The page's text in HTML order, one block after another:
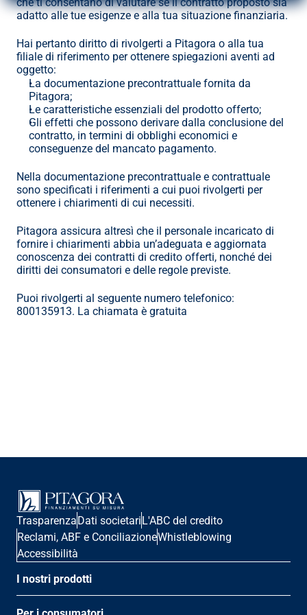
adatto alle tue esigenze e alla tua situazione finanziaria.
Hai pertanto diritto di rivolgerti a Pitagora o alla tua
filiale di riferimento per ottenere spiegazioni aventi ad
oggetto:
La documentazione precontrattuale fornita da
Pitagora;
Le caratteristiche essenziali del prodotto offerto;
Gli effetti che possono derivare dalla conclusione del
contratto, in termini di obblighi economici e
conseguenze del mancato pagamento.
Nella documentazione precontrattuale e contrattuale
sono specificati i riferimenti a cui puoi rivolgerti per
ottenere i chiarimenti di cui necessiti.
Pitagora assicura altresì che il personale incaricato di
fornire i chiarimenti abbia un’adeguata e aggiornata
conoscenza dei contratti di credito offerti, nonché dei
diritti dei consumatori e delle regole previste.
Puoi rivolgerti al seguente numero telefonico:
800135913. La chiamata è gratuita
TrasparenzaDati societariL'ABC del credito
Reclami, ABF e ConciliazioneWhistleblowing
Accessibilità
I nostri prodotti